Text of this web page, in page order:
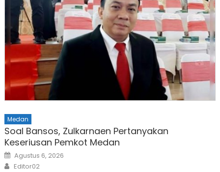
Medan
Soal Bansos, Zulkarnaen Pertanyakan
Keseriusan Pemkot Medan
Posted
on
Agustus 6, 2026
Author
Editor02